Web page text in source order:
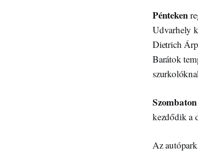
Pénteken
Udvarhely
Dietrich
Barátok
Szombaton
kezdődik a
Az